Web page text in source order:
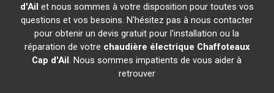
d'Ail et nous sommes à votre disposition pour toutes vos
questions et vos besoins. N'hésitez pas à nous contacter
pour obtenir un devis gratuit pour l'installation ou la
réparation de votre chaudière électrique Chaffoteaux
Cap d'Ail. Nous sommes impatients de vous aider à
retrouver